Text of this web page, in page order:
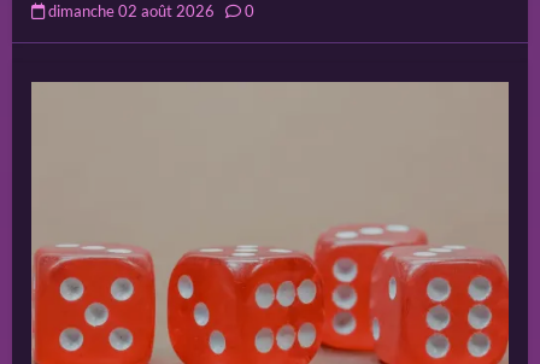
dimanche 02 août 2026 0